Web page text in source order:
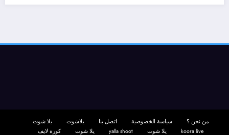
من نحن ؟ سياسة الخصوصية اتصل بنا يلاشوت
يلا شوت
koora live
يلا شوت yalla shoot يلا شوت كورة لايف